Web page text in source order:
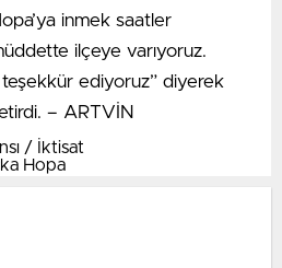
inmek saatler
ilçeye varıyoruz.
ediyoruz” diyerek
– ARTVİN
/ İktisat
Hopa